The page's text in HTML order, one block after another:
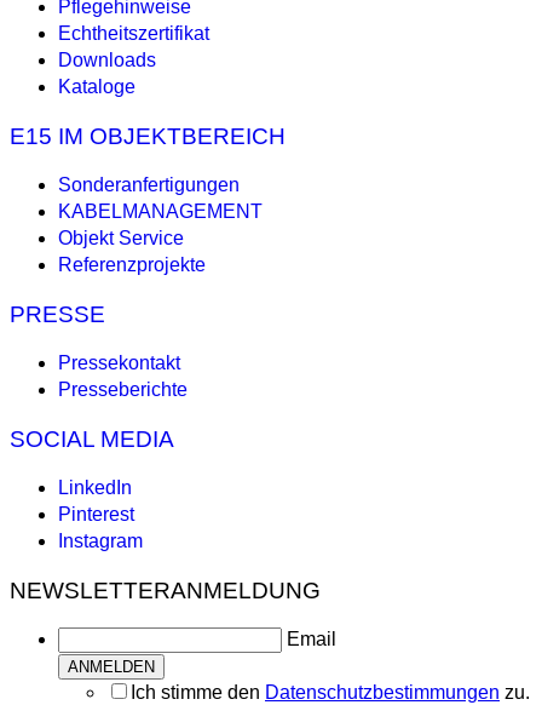
Pflegehinweise
Echtheitszertifikat
Downloads
Kataloge
E15 IM OBJEKTBEREICH
Sonderanfertigungen
KABELMANAGEMENT
Objekt Service
Referenzprojekte
PRESSE
Pressekontakt
Presseberichte
SOCIAL MEDIA
LinkedIn
Pinterest
Instagram
NEWSLETTERANMELDUNG
Email
Ich stimme den Datenschutzbestimmungen zu.